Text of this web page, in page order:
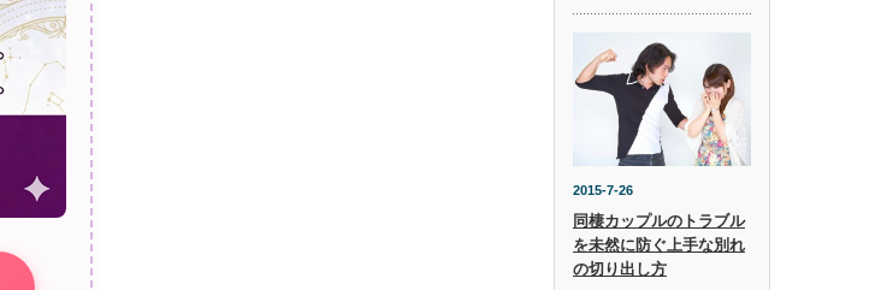
2015-7-26
同棲カップルのトラブル
を未然に防ぐ上手な別れ
の切り出し方